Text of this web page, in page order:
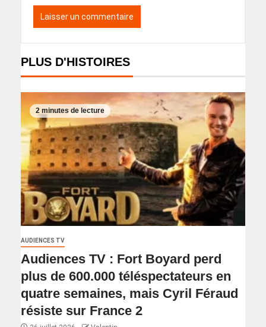
PLUS D'HISTOIRES
2 minutes de lecture
AUDIENCES TV
Audiences TV : Fort Boyard perd
plus de 600.000 téléspectateurs en
quatre semaines, mais Cyril Féraud
résiste sur France 2